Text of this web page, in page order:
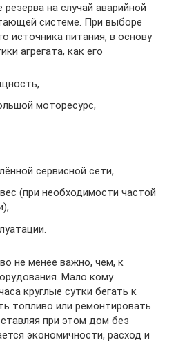
на случай аварийной
системе. При выборе
источника питания, в основу
агрегата, как его
моторесурс,
сервисной сети,
(при необходимости частой
не менее важно, чем, к
Мало кому
круглые сутки бегать к
топливо или ремонтировать
при этом дом без
экономичности, расход и